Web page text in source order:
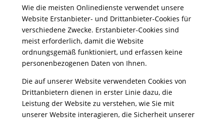
Wie die meisten Onlinedienste verwendet unsere
Website Erstanbieter- und Drittanbieter-Cookies für
verschiedene Zwecke. Erstanbieter-Cookies sind
meist erforderlich, damit die Website
ordnungsgemäß funktioniert, und erfassen keine
personenbezogenen Daten von Ihnen.
Die auf unserer Website verwendeten Cookies von
Drittanbietern dienen in erster Linie dazu, die
Leistung der Website zu verstehen, wie Sie mit
unserer Website interagieren, die Sicherheit unserer